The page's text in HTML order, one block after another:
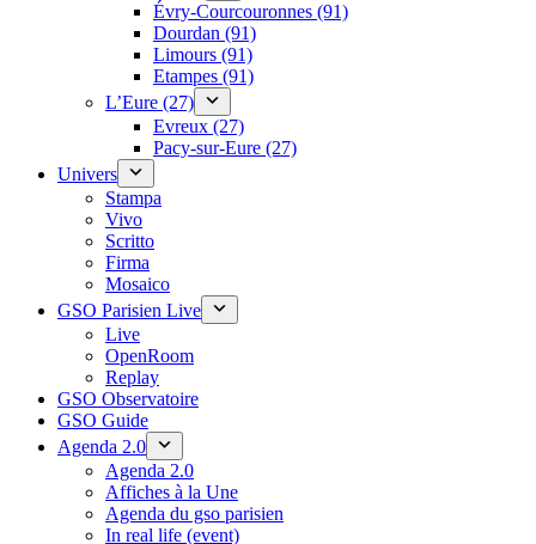
Évry-Courcouronnes (91)
Dourdan (91)
Limours (91)
Etampes (91)
L’Eure (27)
Evreux (27)
Pacy-sur-Eure (27)
Univers
Stampa
Vivo
Scritto
Firma
Mosaico
GSO Parisien Live
Live
OpenRoom
Replay
GSO Observatoire
GSO Guide
Agenda 2.0
Agenda 2.0
Affiches à la Une
Agenda du gso parisien
In real life (event)